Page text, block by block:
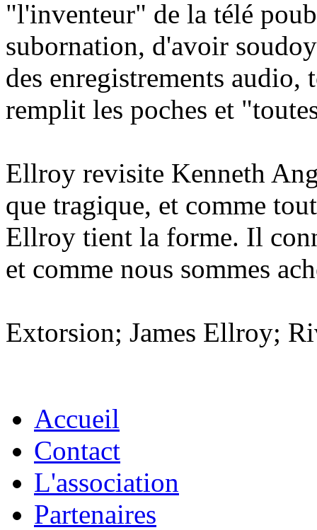
"l'inventeur" de la télé
subornation, d'avoir
des enregistrements
remplit les poches et
Ellroy revisite Kenneth
que tragique, et comme
Ellroy tient la forme. Il
et comme nous sommes
Extorsion; James Ellroy;
Accueil
Contact
L'association
Partenaires